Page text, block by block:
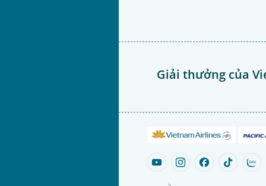
Giải thưởng của